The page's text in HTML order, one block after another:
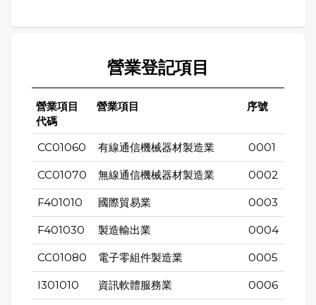
營業登記項目
營業項目
代碼
營業項目 序號
CC01060 有線通信機械器材製造業 0001
CC01070 無線通信機械器材製造業 0002
F401010 國際貿易業 0003
F401030 製造輸出業 0004
CC01080 電子零組件製造業 0005
I301010 資訊軟體服務業 0006